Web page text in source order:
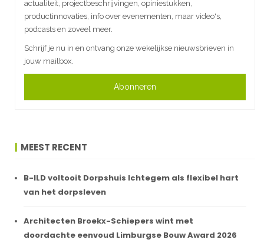
actualiteit, projectbeschrijvingen, opiniestukken,
productinnovaties, info over evenementen, maar video's,
podcasts en zoveel meer.
Schrijf je nu in en ontvang onze wekelijkse nieuwsbrieven in
jouw mailbox.
Abonneren
MEEST RECENT
B-ILD voltooit Dorpshuis Ichtegem als flexibel hart
van het dorpsleven
Architecten Broekx-Schiepers wint met
doordachte eenvoud Limburgse Bouw Award 2026